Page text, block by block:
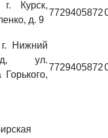
г. Курск,
д. 9
7729405872
Нижний
ул.
7729405872